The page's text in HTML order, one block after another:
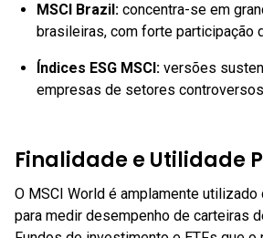
MSCI Brazil: concentra-se em
brasileiras, com forte participação
Índices ESG MSCI: versões
empresas de setores
Finalidade e Utilidade
O MSCI World é amplamente utilizado
para medir desempenho de carteiras